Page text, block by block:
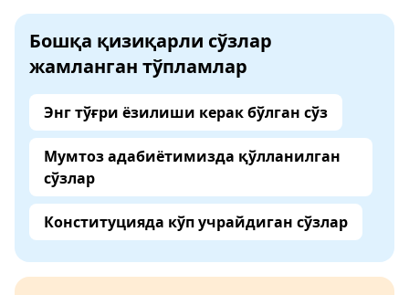
Бошқа қизиқарли сўзлар
жамланган тўпламлар
Энг тўғри ёзилиши керак бўлган сўз
Мумтоз адабиётимизда қўлланилган
сўзлар
Конституцияда кўп учрайдиган сўзлар